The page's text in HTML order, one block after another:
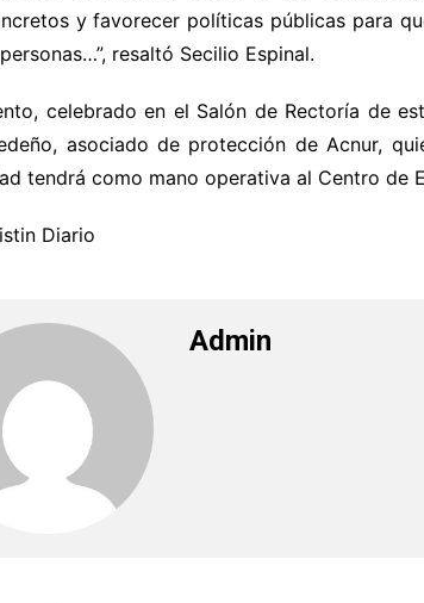
y favorecer políticas públicas para
resaltó Secilio Espinal.
celebrado en el Salón de Rectoría de
asociado de protección de Acnur,
tendrá como mano operativa al Centro de
Diario
Admin